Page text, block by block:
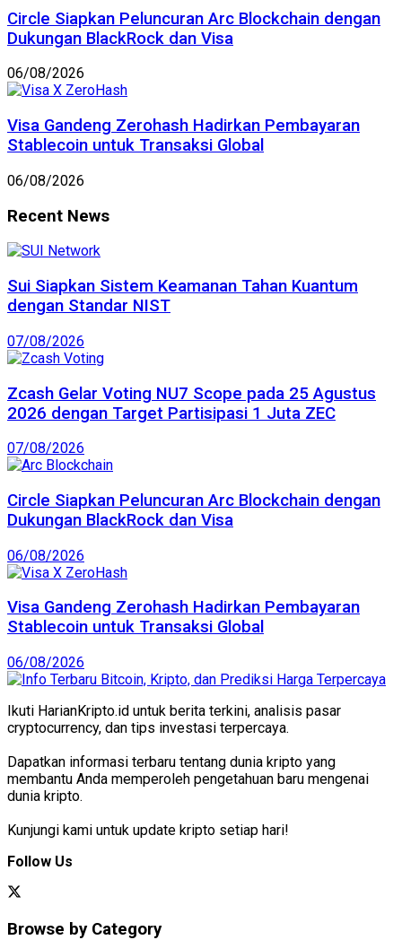
Circle Siapkan Peluncuran Arc Blockchain dengan
Dukungan BlackRock dan Visa
06/08/2026
Visa Gandeng Zerohash Hadirkan Pembayaran
Stablecoin untuk Transaksi Global
06/08/2026
Recent News
Sui Siapkan Sistem Keamanan Tahan Kuantum
dengan Standar NIST
07/08/2026
Zcash Gelar Voting NU7 Scope pada 25 Agustus
2026 dengan Target Partisipasi 1 Juta ZEC
07/08/2026
Circle Siapkan Peluncuran Arc Blockchain dengan
Dukungan BlackRock dan Visa
06/08/2026
Visa Gandeng Zerohash Hadirkan Pembayaran
Stablecoin untuk Transaksi Global
06/08/2026
Ikuti HarianKripto.id untuk berita terkini, analisis pasar
cryptocurrency, dan tips investasi terpercaya.
Dapatkan informasi terbaru tentang dunia kripto yang
membantu Anda memperoleh pengetahuan baru mengenai
dunia kripto.
Kunjungi kami untuk update kripto setiap hari!
Follow Us
Browse by Category